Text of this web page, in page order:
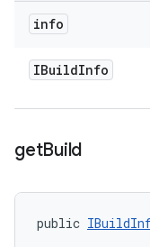
info
IBuildInfo
getBuild
public